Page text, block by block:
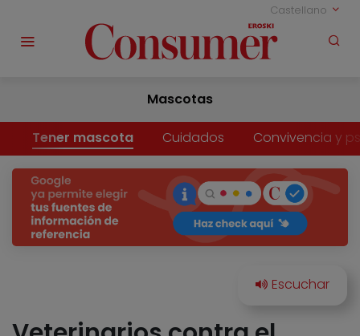
Castellano
Mascotas
Tener mascota Cuidados Convivencia y